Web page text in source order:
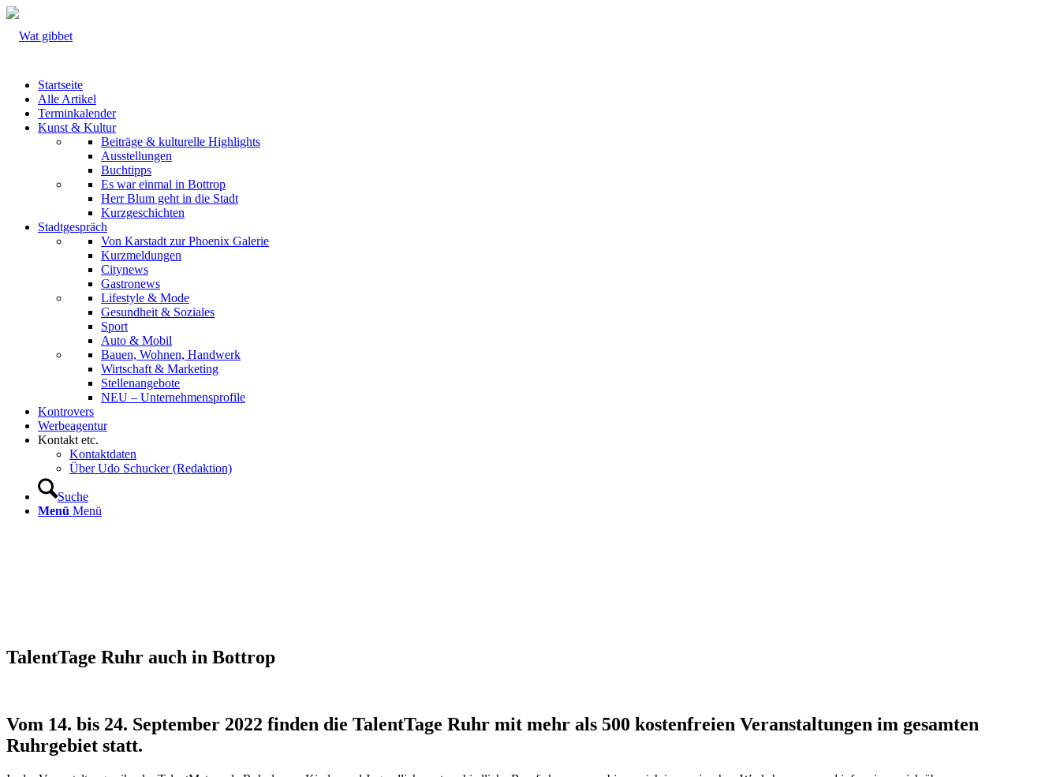
Startseite
Alle Artikel
Terminkalender
Kunst & Kultur
Beiträge & kulturelle Highlights
Ausstellungen
Buchtipps
Es war einmal in Bottrop
Herr Blum geht in die Stadt
Kurzgeschichten
Stadtgespräch
Von Karstadt zur Phoenix Galerie
Kurzmeldungen
Citynews
Gastronews
Lifestyle & Mode
Gesundheit & Soziales
Sport
Auto & Mobil
Bauen, Wohnen, Handwerk
Wirtschaft & Marketing
Stellenangebote
NEU – Unternehmens­profile
Kontrovers
Werbeagentur
Kontakt etc.
Kontaktdaten
Über Udo Schucker (Redaktion)
Suche
Menü Menü
TalentTage Ruhr auch in Bottrop
Vom 14. bis 24. September 2022 finden die TalentTage Ruhr mit mehr als 500 kostenfreien Veranstaltungen im gesamten
Ruhrgebiet statt.